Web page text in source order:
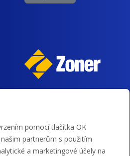
Google/Apple Pay,
kreditem.pomocí tlačítka OK
partnerům s použitím
a marketingové účely na